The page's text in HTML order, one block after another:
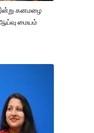
கனமழை
ஆய்வு மையம்